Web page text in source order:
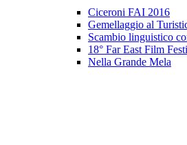
Ciceroni FAI 2016
Gemellaggio al
Scambio linguistico
18° Far East Film
Nella Grande Mela